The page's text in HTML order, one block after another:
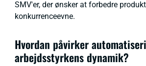
SMV'er, der ønsker at forbedre
konkurrenceevne.
Hvordan påvirker
arbejdsstyrkens dynamik?